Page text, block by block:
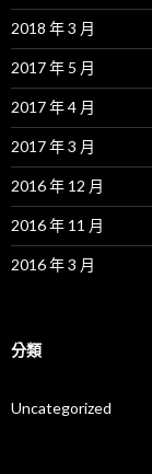
2018 年 3 月
2017 年 5 月
2017 年 4 月
2017 年 3 月
2016 年 12 月
2016 年 11 月
2016 年 3 月
分類
Uncategorized